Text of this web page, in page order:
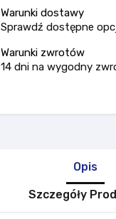
Warunki dostawy
Sprawdź dostępne
Warunki zwrotów
14 dni na wygodny
Opis
Szczegóły